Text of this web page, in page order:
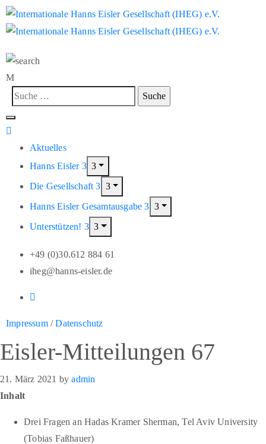
Aktuelles
Hanns Eisler
Die Gesellschaft
Hanns Eisler Gesamtausgabe
Unterstützen!
+49 (0)30.612 884 61
iheg@hanns-eisler.de
Impressum/Datenschutz
Eisler-Mitteilungen 67
21. März 2021 by admin
Inhalt
Drei Fragen an Hadas Kramer Sherman, Tel Aviv University
(Tobias Faßhauer)